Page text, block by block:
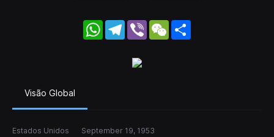
WhatsApp
Telegram
Viber WeChat
Visão Global
Estados Unidos September 19, 1953